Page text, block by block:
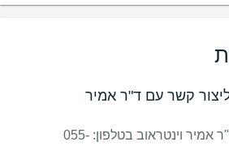
ליצור קשר עם ד"ר אמיר
ניתן ליצור קשר עם ד"ר אמיר וינטראוב בטלפון: 055-